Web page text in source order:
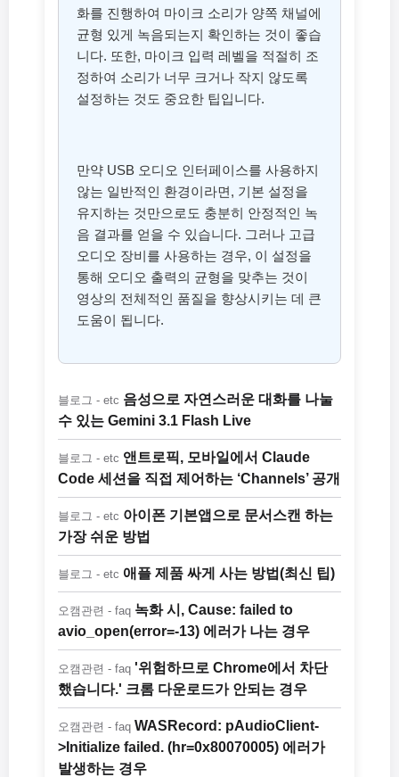
화를 진행하여 마이크 소리가 양쪽 채널에
균형 있게 녹음되는지 확인하는 것이 좋습
니다. 또한, 마이크 입력 레벨을 적절히 조
정하여 소리가 너무 크거나 작지 않도록
설정하는 것도 중요한 팁입니다.
만약 USB 오디오 인터페이스를 사용하지
않는 일반적인 환경이라면, 기본 설정을
유지하는 것만으로도 충분히 안정적인 녹
음 결과를 얻을 수 있습니다. 그러나 고급
오디오 장비를 사용하는 경우, 이 설정을
통해 오디오 출력의 균형을 맞추는 것이
영상의 전체적인 품질을 향상시키는 데 큰
도움이 됩니다.
블로그 - etc 음성으로 자연스러운 대화를 나눌
수 있는 Gemini 3.1 Flash Live
블로그 - etc 앤트로픽, 모바일에서 Claude
Code 세션을 직접 제어하는 ‘Channels’ 공개
블로그 - etc 아이폰 기본앱으로 문서스캔 하는
가장 쉬운 방법
블로그 - etc 애플 제품 싸게 사는 방법(최신 팁)
오캠관련 - faq 녹화 시, Cause: failed to
avio_open(error=-13) 에러가 나는 경우
오캠관련 - faq '위험하므로 Chrome에서 차단
했습니다.' 크롬 다운로드가 안되는 경우
오캠관련 - faq WASRecord: pAudioClient-
>Initialize failed. (hr=0x80070005) 에러가
발생하는 경우